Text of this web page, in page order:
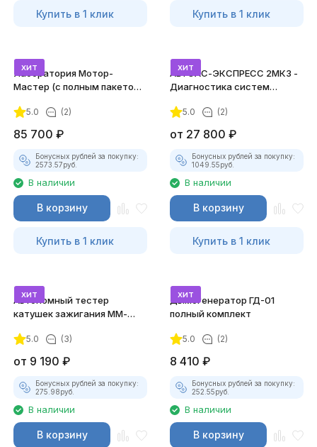
Купить в 1 клик Купить в 1 клик
хит
Лаборатория Мотор-
Мастер (с полным пакетом
5.0 (2)
85 700 ₽
Бонусных рублей за покупку:
2573.57руб.
В наличии
В корзину
Купить в 1 клик
хит
АВТОАС-ЭКСПРЕСС 2МК3 -
Диагностика систем
5.0 (2)
от 27 800 ₽
Бонусных рублей за покупку:
1049.55руб.
В наличии
В корзину
Купить в 1 клик
хит
Автономный тестер
катушек зажигания ММ-
комплект)
5.0 (3)
от 9 190 ₽
Бонусных рублей за покупку:
275.98руб.
В наличии
В корзину
хит
Дымогенератор ГД-01
полный комплект
5.0 (2)
8 410 ₽
Бонусных рублей за покупку:
252.55руб.
В наличии
В корзину